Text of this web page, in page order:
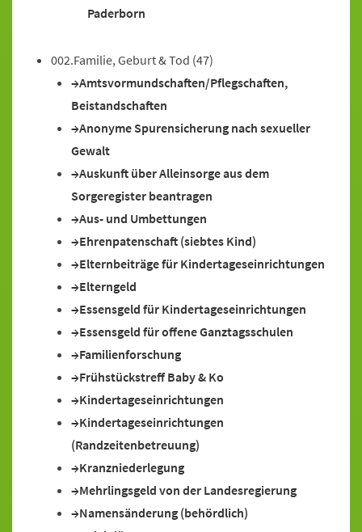
Paderborn
002.Familie, Geburt & Tod (47)
Amtsvormundschaften/Pflegschaften,
Beistandschaften
Anonyme Spurensicherung nach sexueller
Gewalt
Auskunft über Alleinsorge aus dem
Sorgeregister beantragen
Aus- und Umbettungen
Ehrenpatenschaft (siebtes Kind)
Elternbeiträge für Kindertageseinrichtungen
Elterngeld
Essensgeld für Kindertageseinrichtungen
Essensgeld für offene Ganztagsschulen
Familienforschung
Frühstückstreff Baby & Ko
Kindertageseinrichtungen
Kindertageseinrichtungen
(Randzeitenbetreuung)
Kranzniederlegung
Mehrlingsgeld von der Landesregierung
Namensänderung (behördlich)